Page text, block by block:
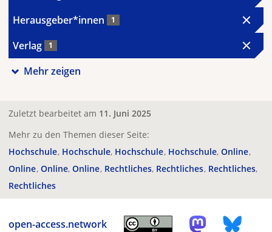
Herausgeber*innen 1
Verlag 1
Mehr zeigen
Zuletzt bearbeitet am 11. Juni 2025
Mehr zu den Themen dieser Seite:
Hochschule Hochschule Hochschule Hochschule Online
Online Online Online Rechtliches Rechtliches Rechtliches
Rechtliches
open-access.network